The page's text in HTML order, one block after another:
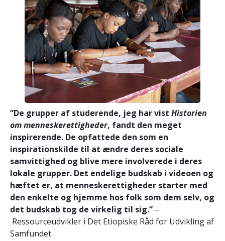
”De grupper af studerende, jeg har vist Historien
om menneskerettigheder, fandt den meget
inspirerende. De opfattede den som en
inspirationskilde til at ændre deres sociale
samvittighed og blive mere involverede i deres
lokale grupper. Det endelige budskab i videoen og
hæftet er, at menneskerettigheder starter med
den enkelte og hjemme hos folk som dem selv, og
det budskab tog de virkelig til sig.” –
Ressourceudvikler i Det Etiopiske Råd for Udvikling af
Samfundet